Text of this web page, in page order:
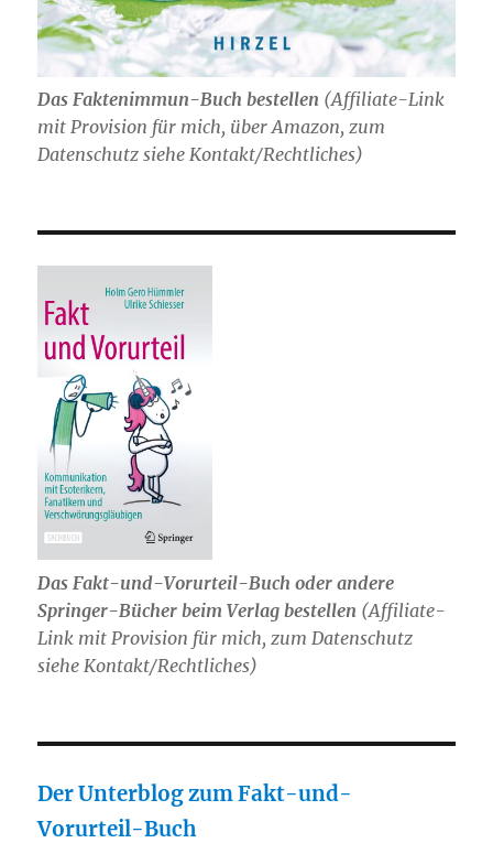
Das Faktenimmun-Buch bestellen (Affiliate-Link
mit Provision für mich, über Amazon, zum
Datenschutz siehe Kontakt/Rechtliches)
Das Fakt-und-Vorurteil-Buch oder andere
Springer-Bücher beim Verlag bestellen (Affiliate-
Link mit Provision für mich, zum Datenschutz
siehe Kontakt/Rechtliches)
Der Unterblog zum Fakt-und-
Vorurteil-Buch